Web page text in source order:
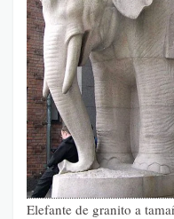
Elefante de granito a